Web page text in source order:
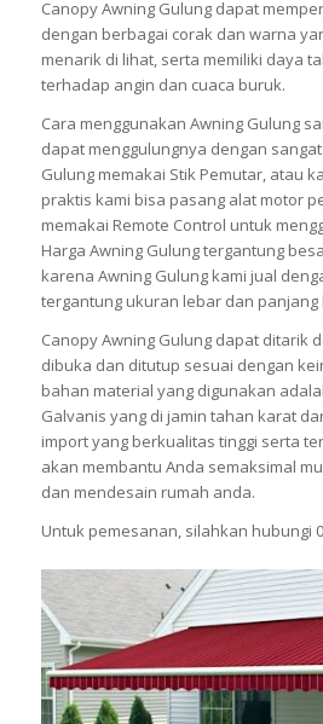
Canopy Awning Gulung dapat
dengan berbagai corak dan warna
menarik di lihat, serta memiliki daya
terhadap angin dan cuaca buruk.
Cara menggunakan Awning Gulung
dapat menggulungnya dengan
Gulung memakai Stik Pemutar, atau
praktis kami bisa pasang alat motor
memakai Remote Control untuk
Harga Awning Gulung tergantung
karena Awning Gulung kami jual
tergantung ukuran lebar dan panjang
Canopy Awning Gulung dapat ditarik
dibuka dan ditutup sesuai dengan
bahan material yang digunakan
Galvanis yang di jamin tahan karat
import yang berkualitas tinggi serta
akan membantu Anda semaksimal
dan mendesain rumah anda.
Untuk pemesanan, silahkan hubungi